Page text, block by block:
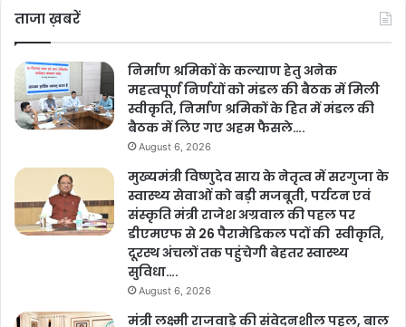
ताजा ख़बरें
निर्माण श्रमिकों के कल्याण हेतु अनेक
महत्वपूर्ण निर्णयों को मंडल की बैठक में मिली
स्वीकृति, निर्माण श्रमिकों के हित में मंडल की
बैठक में लिए गए अहम फैसले….
August 6, 2026
मुख्यमंत्री विष्णुदेव साय के नेतृत्व में सरगुजा के
स्वास्थ्य सेवाओं को बड़ी मजबूती, पर्यटन एवं
संस्कृति मंत्री राजेश अग्रवाल की पहल पर
डीएमएफ से 26 पैरामेडिकल पदों की स्वीकृति,
दूरस्थ अंचलों तक पहुंचेगी बेहतर स्वास्थ्य
सुविधा….
August 6, 2026
मंत्री लक्ष्मी राजवाड़े की संवेदनशील पहल, बाल